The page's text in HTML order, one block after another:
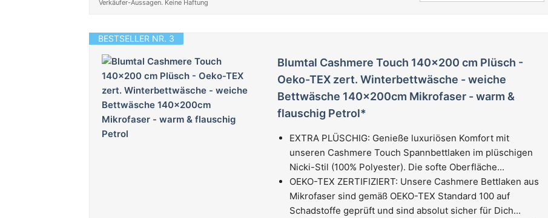
Verkäufer-Aussagen. Keine Haftung
BESTSELLER NR. 3
Blumtal Cashmere Touch 140x200 cm Plüsch -
Oeko-TEX zert. Winterbettwäsche - weiche
Bettwäsche 140x200cm Mikrofaser - warm &
flauschig Petrol*
EXTRA PLÜSCHIG: Genieße luxuriösen Komfort mit
unseren Cashmere Touch Spannbettlaken im plüschigen
Nicki-Stil (100% Polyester). Die softe Oberfläche...
OEKO-TEX ZERTIFIZIERT: Unsere Cashmere Bettlaken aus
Mikrofaser sind gemäß OEKO-TEX Standard 100 auf
Schadstoffe geprüft und sind absolut sicher für Dich...